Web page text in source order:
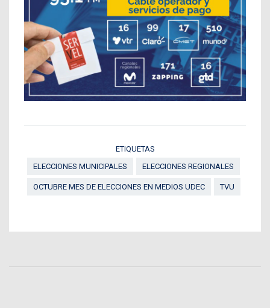
ETIQUETAS
ELECCIONES MUNICIPALES
ELECCIONES REGIONALES
OCTUBRE MES DE ELECCIONES EN MEDIOS UDEC TVU